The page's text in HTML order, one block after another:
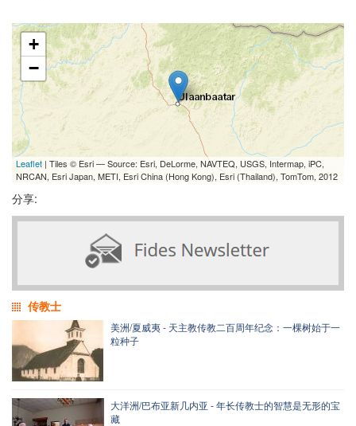
+
−
Leaflet | Tiles © Esri — Source: Esri, DeLorme, NAVTEQ, USGS, Intermap, iPC,
NRCAN, Esri Japan, METI, Esri China (Hong Kong), Esri (Thailand), TomTom, 2012
分享:
传教士
美洲/夏威夷 - 天主教传教二百周年纪念：一棵树始于一
粒种子
大洋洲/巴布亚新几内亚 - 年长传教士的智慧是无形的宝
藏